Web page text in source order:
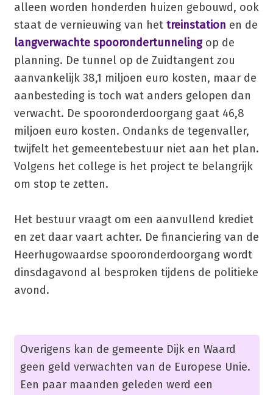
alleen worden honderden huizen gebouwd, ook
staat de vernieuwing van het treinstation en de
langverwachte spoorondertunnelingop de
planning. De tunnel op de Zuidtangent zou
aanvankelijk 38,1 miljoen euro kosten, maar de
aanbesteding is toch wat anders gelopen dan
verwacht. De spooronderdoorgang gaat 46,8
miljoen euro kosten. Ondanks de tegenvaller,
twijfelt het gemeentebestuur niet aan het plan.
Volgens het college is het project te belangrijk
om stop te zetten.
Het bestuur vraagt om een aanvullend krediet
en zet daar vaart achter. De financiering van de
Heerhugowaardse spooronderdoorgang wordt
dinsdagavond al besproken tijdens de politieke
avond.
Overigens kan de gemeente Dijk en Waard
geen geld verwachten van de Europese Unie.
Een paar maanden geleden werd een